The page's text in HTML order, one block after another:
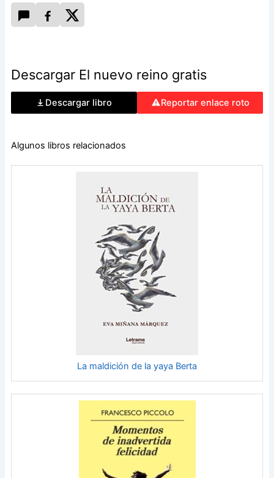
Descargar El nuevo reino gratis
Descargar libro Reportar enlace roto
Algunos libros relacionados
La maldición de la yaya Berta